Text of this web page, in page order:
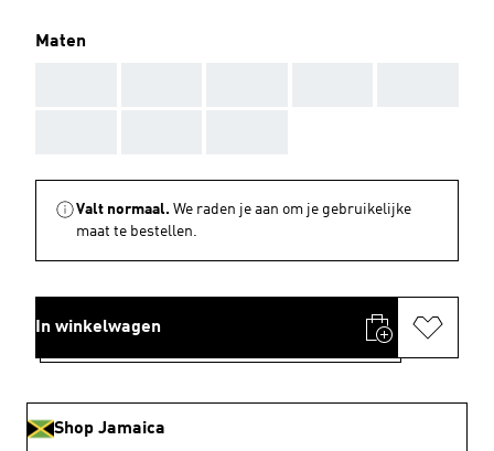
Maten
Valt normaal. We raden je aan om je gebruikelijke
maat te bestellen.
In winkelwagen
Shop Jamaica